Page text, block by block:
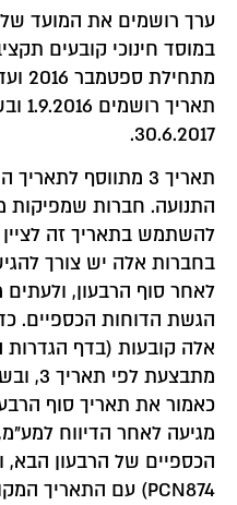
ערך רושמים את המועד
במוסד חינוכי קובעים
30.6.2017.
תאריך 3 מתווסף
התנועה. חברות שמפיקות
להשתמש בתאריך זה
בחברות אלה יש צורך
לאחר סוף הרבעון,
הגשת הדוחות הכספיים.
אלה קובעות (בדף
כאמור את תאריך סוף
מגיעה לאחר הדיווח
הכספיים של הרבעון הבא,
PCN874) עם התאריך המקורי שלה.